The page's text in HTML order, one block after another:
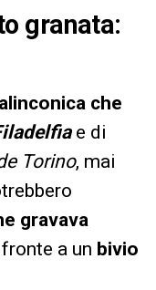
granata:
che
e di
Torino, mai
gravava
a un bivio